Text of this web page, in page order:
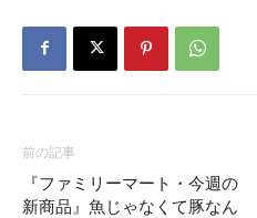
前の記事
『ファミリーマート・今週の
新商品』魚じゃなくて豚なん